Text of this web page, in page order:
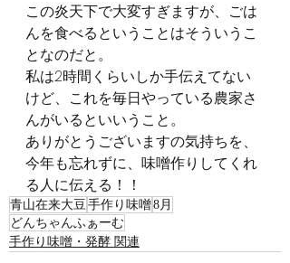
この炎天下で大変すぎますが、ごは
んを食べるということはそういうこ
となのだと。
私は2時間くらいしか手伝えてない
けど、これを毎日やっている農家さ
んがいるといいうこと。
ありがとうございますの気持ちを、
今年も忘れずに、味噌作りしてくれ
る人に伝える！！
青山在来大豆手作り味噌8月
どんちゃんふぁーむ
手作り味噌・発酵 関連